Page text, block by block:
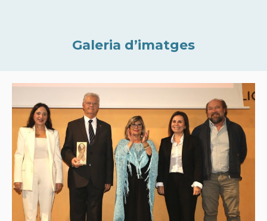
Galeria d’imatges